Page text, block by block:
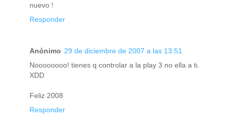
nuevo !
Responder
Anónimo 29 de diciembre de 2007 a las 13:51
Noooooooo! tienes q controlar a la play 3 no ella a ti.
XDD
Feliz 2008
Responder